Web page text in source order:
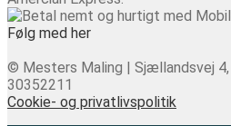
Følg med her
© Mesters Maling | Sjællandsvej 4,
30352211
Cookie- og privatlivspolitik